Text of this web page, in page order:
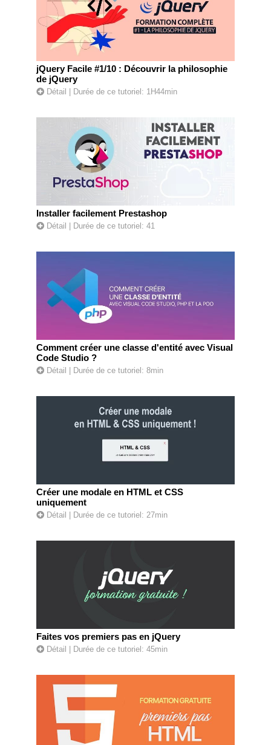
jQuery Facile #1/10 : Découvrir la philosophie
de jQuery
Détail | Durée de ce tutoriel: 1H44min
Installer facilement Prestashop
Détail | Durée de ce tutoriel: 41
Comment créer une classe d'entité avec Visual
Code Studio ?
Détail | Durée de ce tutoriel: 8min
Créer une modale en HTML et CSS
uniquement
Détail | Durée de ce tutoriel: 27min
Faites vos premiers pas en jQuery
Détail | Durée de ce tutoriel: 45min